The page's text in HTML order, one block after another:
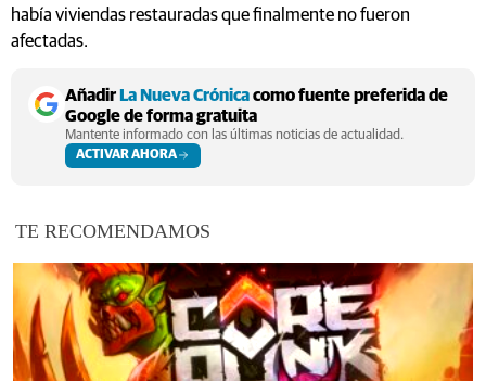
había viviendas restauradas que finalmente no fueron
afectadas.
AñadirLa Nueva Crónicacomo fuente preferida de
Google de forma gratuita
Mantente informado con las últimas noticias de actualidad.
ACTIVAR AHORA
TE RECOMENDAMOS